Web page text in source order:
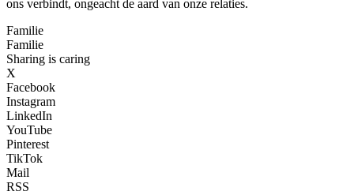
ons verbindt, ongeacht de aard van onze relaties.
Familie
Familie
Sharing is caring
X
Facebook
Instagram
LinkedIn
YouTube
Pinterest
TikTok
Mail
RSS